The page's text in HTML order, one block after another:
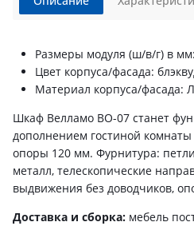
Размеры модуля (ш/в/г) в
Цвет корпуса/фасада:
Материал корпуса/
Шкаф Велламо ВО-07 станет
дополнением гостиной
опоры 120 мм. Фурнитура:
металл, телескопические
выдвижения без доводчиков,
Доставка и сборка: мебель